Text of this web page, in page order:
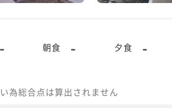
- 朝食 - 夕食 -
為総合点は算出されません